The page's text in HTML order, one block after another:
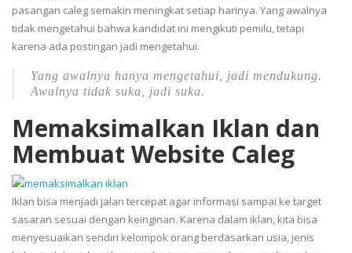
pasangan caleg semakin meningkat setiap harinya. Yang awalnya
tidak mengetahui bahwa kandidat ini mengikuti pemilu, tetapi
karena ada postingan jadi mengetahui.
Yang awalnya hanya mengetahui, jadi mendukung.
Awalnya tidak suka, jadi suka.
Memaksimalkan Iklan dan
Membuat Website Caleg
Iklan bisa menjadi jalan tercepat agar informasi sampai ke target
sasaran sesuai dengan keinginan. Karena dalam iklan, kita bisa
menyesuaikan sendiri kelompok orang berdasarkan usia, jenis